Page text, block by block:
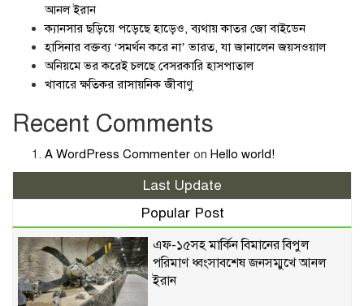
আনল ইরান
ক্যানসার ছড়িয়ে পড়েছে হাড়েও, ব্যথায় কাতর জো বাইডেন
হাসিনার বক্তব্য ‘সমর্থন করে না’ ভারত, যা জানালেন জয়সওয়াল
অনিয়মে ভর করেই চলছে বেসরকারি হাসপাতাল
খাবারে ক্ষতিকর রাসায়নিক জীবাণু
Recent Comments
A WordPress Commenter on Hello world!
Last Update
Popular Post
এফ-১৫সহ মার্কিন বিমানের বিপুল
পরিমাণ ধ্বংসাবশেষ জনসম্মুখে আনল
ইরান